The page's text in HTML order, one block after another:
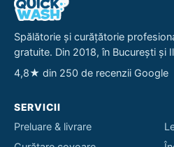
Spălătorie și curățătorie
gratuite. Din 2018, în București și
4,8★ din 250 de recenzii Google
SERVICII
Preluare & livrare